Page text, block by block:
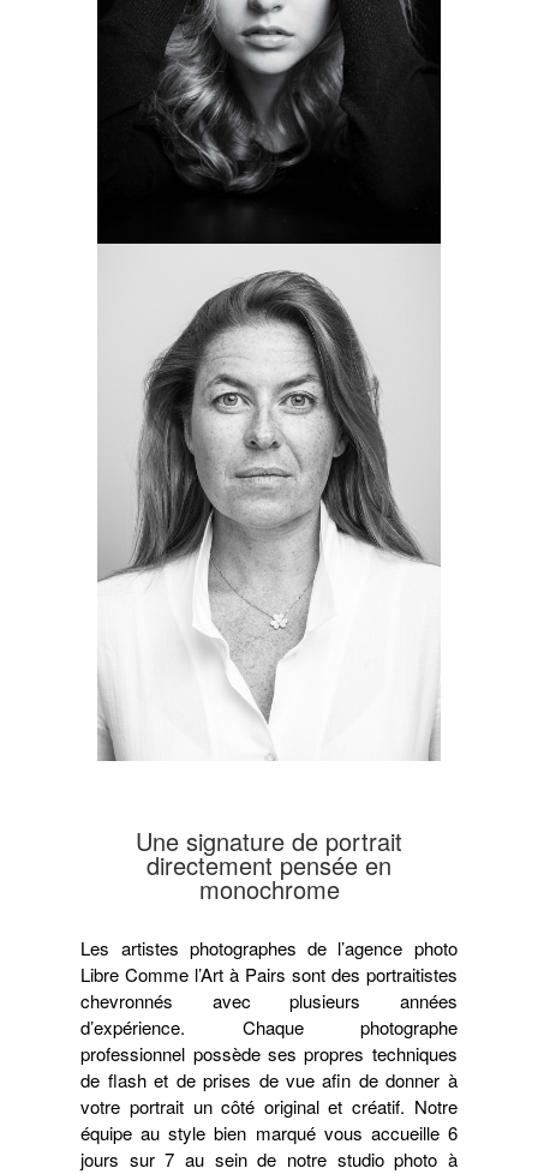
Une signature de portrait
directement pensée en
monochrome
Les artistes photographes de l’agence photo
Libre Comme l’Art à Pairs sont des portraitistes
chevronnés avec plusieurs années
d’expérience. Chaque photographe
professionnel possède ses propres techniques
de flash et de prises de vue afin de donner à
votre portrait un côté original et créatif. Notre
équipe au style bien marqué vous accueille 6
jours sur 7 au sein de notre studio photo à